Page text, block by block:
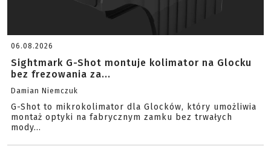
06.08.2026
Sightmark G-Shot montuje kolimator na Glocku
bez frezowania za...
Damian Niemczuk
G-Shot to mikrokolimator dla Glocków, który umożliwia
montaż optyki na fabrycznym zamku bez trwałych
mody...